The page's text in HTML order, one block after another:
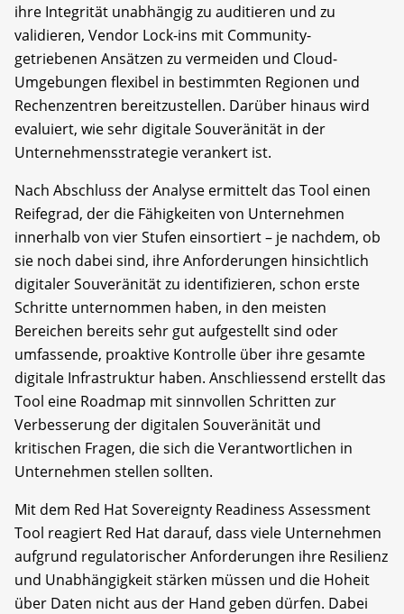
ihre Integrität unabhängig zu auditieren und zu
validieren, Vendor Lock-ins mit Community-
getriebenen Ansätzen zu vermeiden und Cloud-
Umgebungen flexibel in bestimmten Regionen und
Rechenzentren bereitzustellen. Darüber hinaus wird
evaluiert, wie sehr digitale Souveränität in der
Unternehmensstrategie verankert ist.
Nach Abschluss der Analyse ermittelt das Tool einen
Reifegrad, der die Fähigkeiten von Unternehmen
innerhalb von vier Stufen einsortiert – je nachdem, ob
sie noch dabei sind, ihre Anforderungen hinsichtlich
digitaler Souveränität zu identifizieren, schon erste
Schritte unternommen haben, in den meisten
Bereichen bereits sehr gut aufgestellt sind oder
umfassende, proaktive Kontrolle über ihre gesamte
digitale Infrastruktur haben. Anschliessend erstellt das
Tool eine Roadmap mit sinnvollen Schritten zur
Verbesserung der digitalen Souveränität und
kritischen Fragen, die sich die Verantwortlichen in
Unternehmen stellen sollten.
Mit dem Red Hat Sovereignty Readiness Assessment
Tool reagiert Red Hat darauf, dass viele Unternehmen
aufgrund regulatorischer Anforderungen ihre Resilienz
und Unabhängigkeit stärken müssen und die Hoheit
über Daten nicht aus der Hand geben dürfen. Dabei